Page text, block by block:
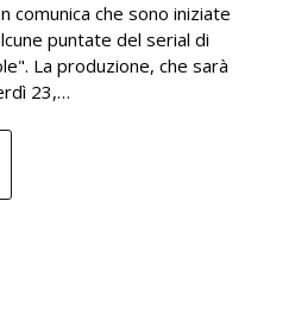
comunica che sono iniziate
puntate del serial di
La produzione, che sarà
23,…